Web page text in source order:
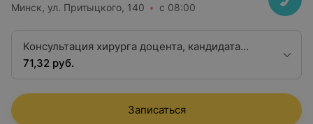
Минск, ул. Притыцкого, 140 с 08:00
Консультация хирурга доцента, кандидата
медицинских наук
71,32 руб.
Записаться